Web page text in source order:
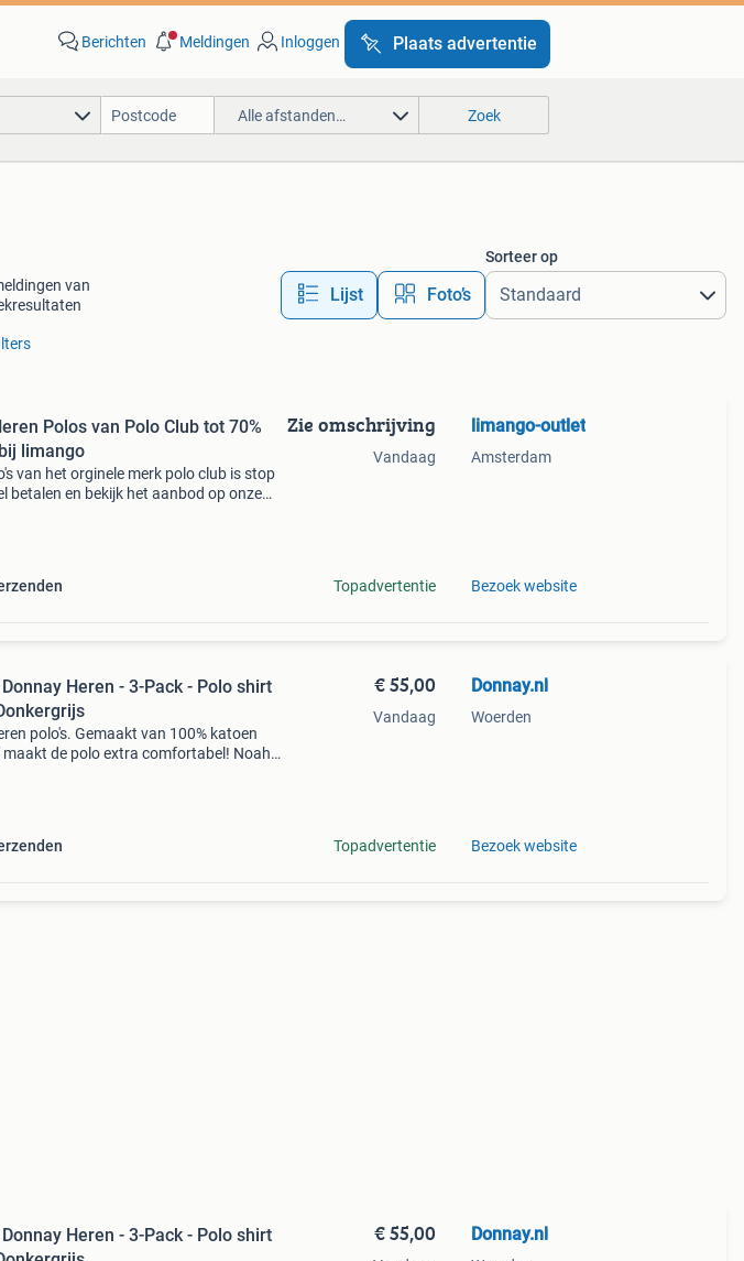
Berichten Meldingen Inloggen Plaats advertentie
Alle afstanden… Zoek
van
Lijst Foto’s
Sorteer op
Polos van Polo Club tot 70%
limango
van het orginele merk polo club is stop
betalen en bekijk het aanbod op onze
Zie omschrijving
Vandaag
Topadvertentie
limango-outlet
Amsterdam
Bezoek website
Heren - 3-Pack - Polo shirt
polo's. Gemaakt van 100% katoen
maakt de polo extra comfortabel! Noah
€ 55,00
Vandaag
Topadvertentie
Donnay.nl
Woerden
Bezoek website
Heren - 3-Pack - Polo shirt
€ 55,00 Donnay.nl